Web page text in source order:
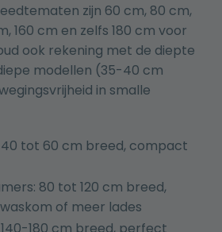
zijn 60 cm, 80 cm,
160 cm en zelfs 180 cm voor
ook rekening met de diepte
modellen (35-40 cm
in smalle
40 tot 60 cm breed, compact
80 tot 120 cm breed,
of meer lades
180 cm breed, perfect